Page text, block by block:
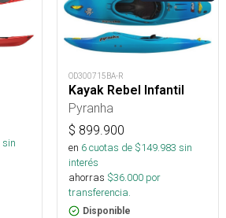
sin
OD300715BA-R
Kayak Rebel Infantil
Pyranha
$ 899.900
en 6cuotas de $149.983 sin
interés
ahorras $36.000 por
transferencia.
Disponible